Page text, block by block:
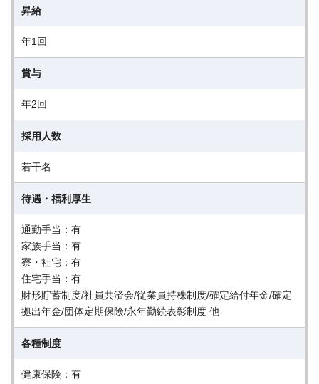
昇給
年1回
賞与
年2回
採用人数
若干名
待遇・福利厚生
通勤手当：有
家族手当：有
寮・社宅：有
住宅手当：有
財形貯蓄制度/社員共済会/従業員持株制度/確定給付年金/確定
拠出年金/団体定期保険/永年勤続表彰制度 他
各種制度
健康保険：有